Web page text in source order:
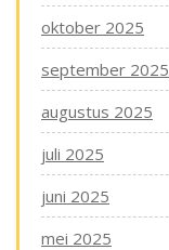
oktober 2025
september 2025
augustus 2025
juli 2025
juni 2025
mei 2025